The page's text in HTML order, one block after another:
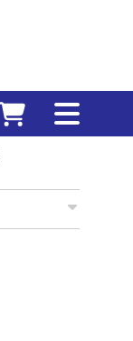
Toggle
navigation